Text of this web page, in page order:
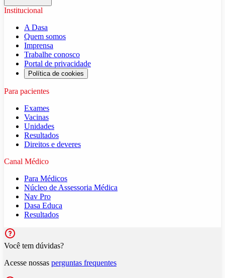
Institucional
A Dasa
Quem somos
Imprensa
Trabalhe conosco
Portal de privacidade
Política de cookies
Para pacientes
Exames
Vacinas
Unidades
Resultados
Direitos e deveres
Canal Médico
Para Médicos
Núcleo de Assessoria Médica
Nav Pro
Dasa Educa
Resultados
Você tem dúvidas?
Acesse nossas perguntas frequentes